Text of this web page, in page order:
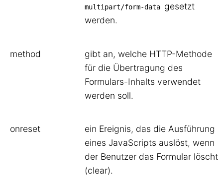
multipart/form-data gesetzt
werden.
method
gibt an, welche HTTP-Methode
für die Übertragung des
Formulars-Inhalts verwendet
werden soll.
onreset
ein Ereignis, das die Ausführung
eines JavaScripts auslöst, wenn
der Benutzer das Formular löscht
(clear).